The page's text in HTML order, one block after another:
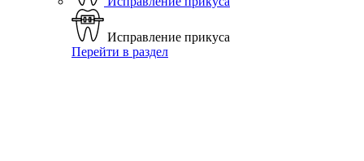
Исправление прикуса
Перейти в раздел